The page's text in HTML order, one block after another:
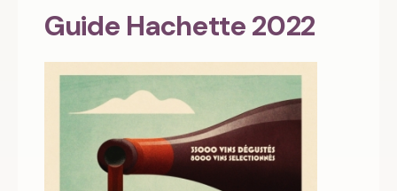
Guide Hachette 2022